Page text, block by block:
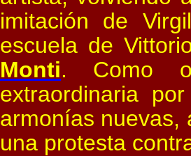
imitación de
escuela de
Monti. Como
extraordinaria
armonías nuevas,
una protesta